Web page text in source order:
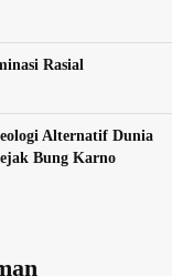
Rasial
Alternatif Dunia
Bung Karno